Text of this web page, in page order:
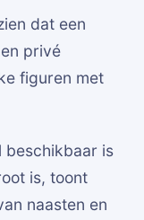
dat een
privé
figuren met
beschikbaar is
is, toont
naasten en